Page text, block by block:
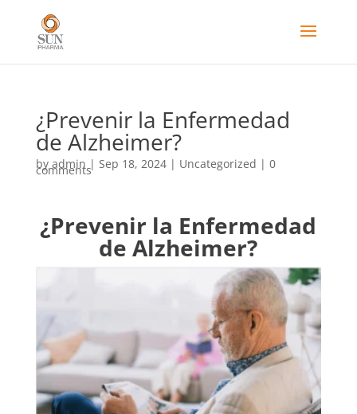
¿Prevenir la Enfermedad
de Alzheimer?
by admin | Sep 18, 2024| Uncategorized | 0
comments
¿Prevenir la Enfermedad
de Alzheimer?